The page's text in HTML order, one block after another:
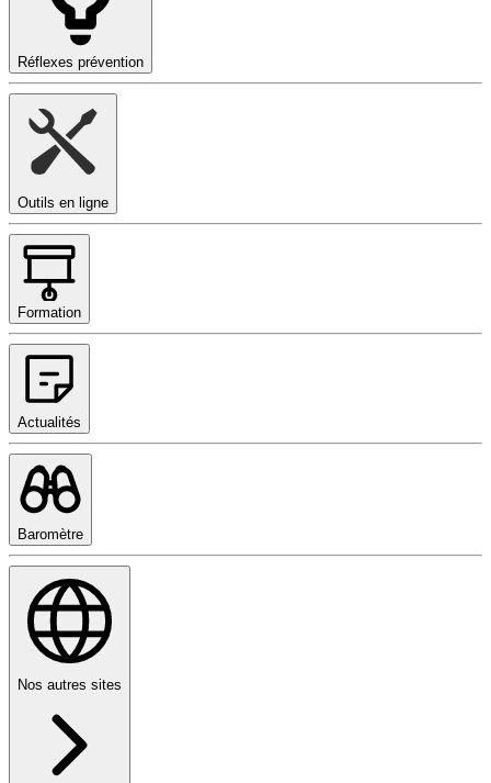
Réflexes prévention
Outils en ligne
Formation
Actualités
Baromètre
Nos autres sites